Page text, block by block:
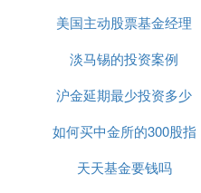
麦克尔‧普里斯
是美国价值型基金经理
习基金经理实务，1976
ualSharesFund)的基金经
9、朱利安‧罗伯逊（
金界的教父级人物
美国主动股票基金经理
淡马锡的投资案例
沪金延期最少投资多少
如何买中金所的300股指
期货
天天基金要钱吗